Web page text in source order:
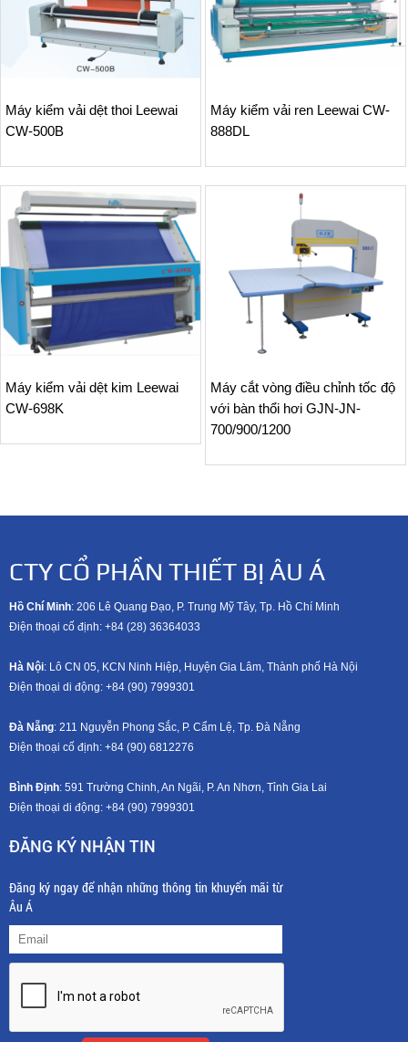
Máy kiểm vải dệt thoi Leewai
CW-500B
Máy kiểm vải ren Leewai CW-
888DL
Máy kiểm vải dệt kim Leewai
CW-698K
Máy cắt vòng điều chỉnh tốc độ
với bàn thổi hơi GJN-JN-
700/900/1200
CTY CỔ PHẦN THIẾT BỊ ÂU Á
Hồ Chí Minh: 206 Lê Quang Đạo, P. Trung Mỹ Tây, Tp. Hồ Chí Minh
Điện thoại cố định: +84 (28) 36364033
Hà Nội: Lô CN 05, KCN Ninh Hiệp, Huyện Gia Lâm, Thành phố Hà Nội
Điện thoại di động: +84 (90) 7999301
Đà Nẵng: 211 Nguyễn Phong Sắc, P. Cẩm Lệ, Tp. Đà Nẵng
Điện thoại cố định: +84 (90) 6812276
Bình Định: 591 Trường Chinh, An Ngãi, P. An Nhơn, Tỉnh Gia Lai
Điện thoại di động: +84 (90) 7999301
ĐĂNG KÝ NHẬN TIN
Đăng ký ngay để nhận những thông tin khuyến mãi từ
Âu Á